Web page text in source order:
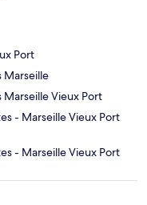
Port
Marseille
Vieux Port
- Marseille Vieux Port
- Marseille Vieux Port